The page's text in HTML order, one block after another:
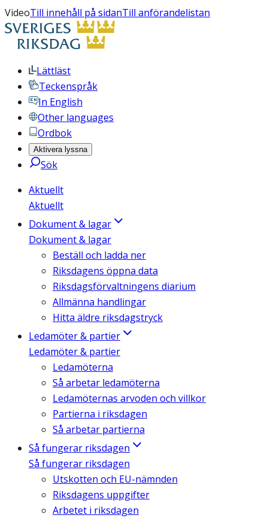
VideoTill innehåll på sidanTill anförandelistan
Lättläst
Teckenspråk
In English
Other languages
Ordbok
Aktivera lyssna
Sök
Aktuellt
Aktuellt
Dokument & lagar
Dokument & lagar
Beställ och ladda ner
Riksdagens öppna data
Riksdagsförvaltningens diarium
Allmänna handlingar
Hitta äldre riksdagstryck
Ledamöter & partier
Ledamöter & partier
Ledamöterna
Så arbetar ledamöterna
Ledamöternas arvoden och villkor
Partierna i riksdagen
Så arbetar partierna
Så fungerar riksdagen
Så fungerar riksdagen
Utskotten och EU-nämnden
Riksdagens uppgifter
Arbetet i riksdagen